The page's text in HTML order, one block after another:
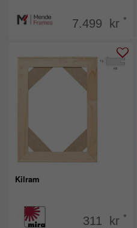
7.499 kr *
Kilram
311 kr *